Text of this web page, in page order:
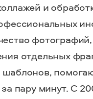
и
отдельных
шаблонов,
пару минут. С